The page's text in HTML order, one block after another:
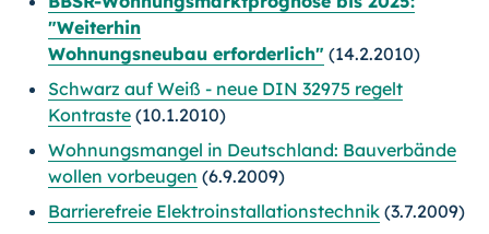
"Weiterhin
Wohnungsneubau erforderlich" (14.2.2010)
Schwarz auf Weiß - neue DIN 32975 regelt
Kontraste (10.1.2010)
Wohnungsmangel in Deutschland: Bauverbände
wollen vorbeugen (6.9.2009)
Barrierefreie Elektroinstallationstechnik (3.7.2009)